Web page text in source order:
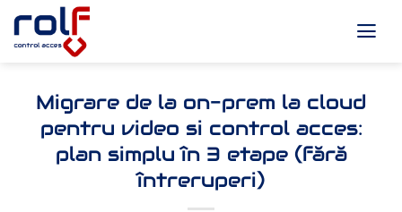
to
Migrare de la on-prem la cloud
pentru video si control acces:
plan simplu în 3 etape (fără
întreruperi)